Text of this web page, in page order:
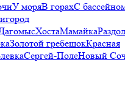
У моряВ горахС
ХостаМамайка
Золотой гребешокКрасная
Сергей-ПолеНовый